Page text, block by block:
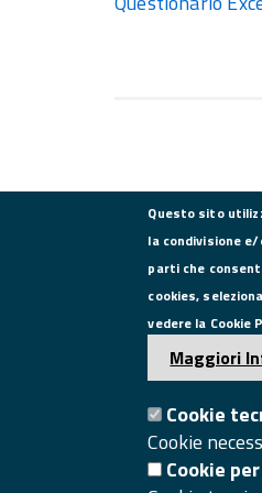
CONTATTI
Via Roma, 75,
Tel. 0823249111
Email:
Questo sito
la condivisione
parti che
cookies,
vedere la Cookie
Maggiori
Cookie
Cookie
Cookie